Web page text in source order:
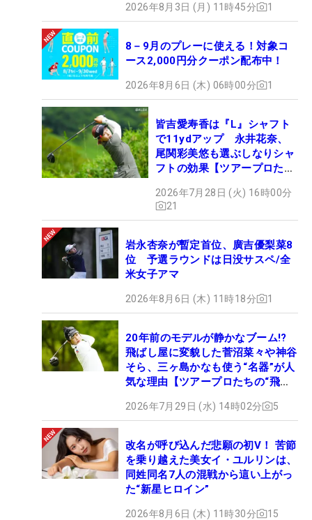
2026年8月3日 (月) 11時45分 1
8－9月のプレーに使える！対象コ
ース2,000円分クーポン配布中！
2026年8月6日 (木) 06時00分 1
皆吉愛寿香は『L』シャフト
で11ydアップ 永井花奈、
尾関彩美悠も選ぶしなりシャ
フトの効果【ツアープロたち
2026年7月28日 (火) 16時00分
21
岩永杏奈が暫定首位、廣吉優梨菜8
位 予選ラウンドは日没サスペ/全
米女子アマ
2026年8月6日 (木) 11時18分 1
20年前のモデルが静かなブーム!?
飛ばし屋に変貌した菅沼菜々や神谷
そら、三ヶ島かなも使う“名器”が人
気な理由【ツアープロたちの“飛ば
2026年7月29日 (水) 14時02分 5
改名が呼び込んだ悲願の初V！ 苦節
を乗り越えた美女イ・ユルリンは、
同姓同名7人の混戦から這い上がっ
た“新星ヒロイン”
2026年8月6日 (木) 11時30分 15